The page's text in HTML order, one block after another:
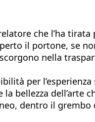
che l’ha tirata
il portone, se
nella
per
bellezza dell’arte
dentro il grembo